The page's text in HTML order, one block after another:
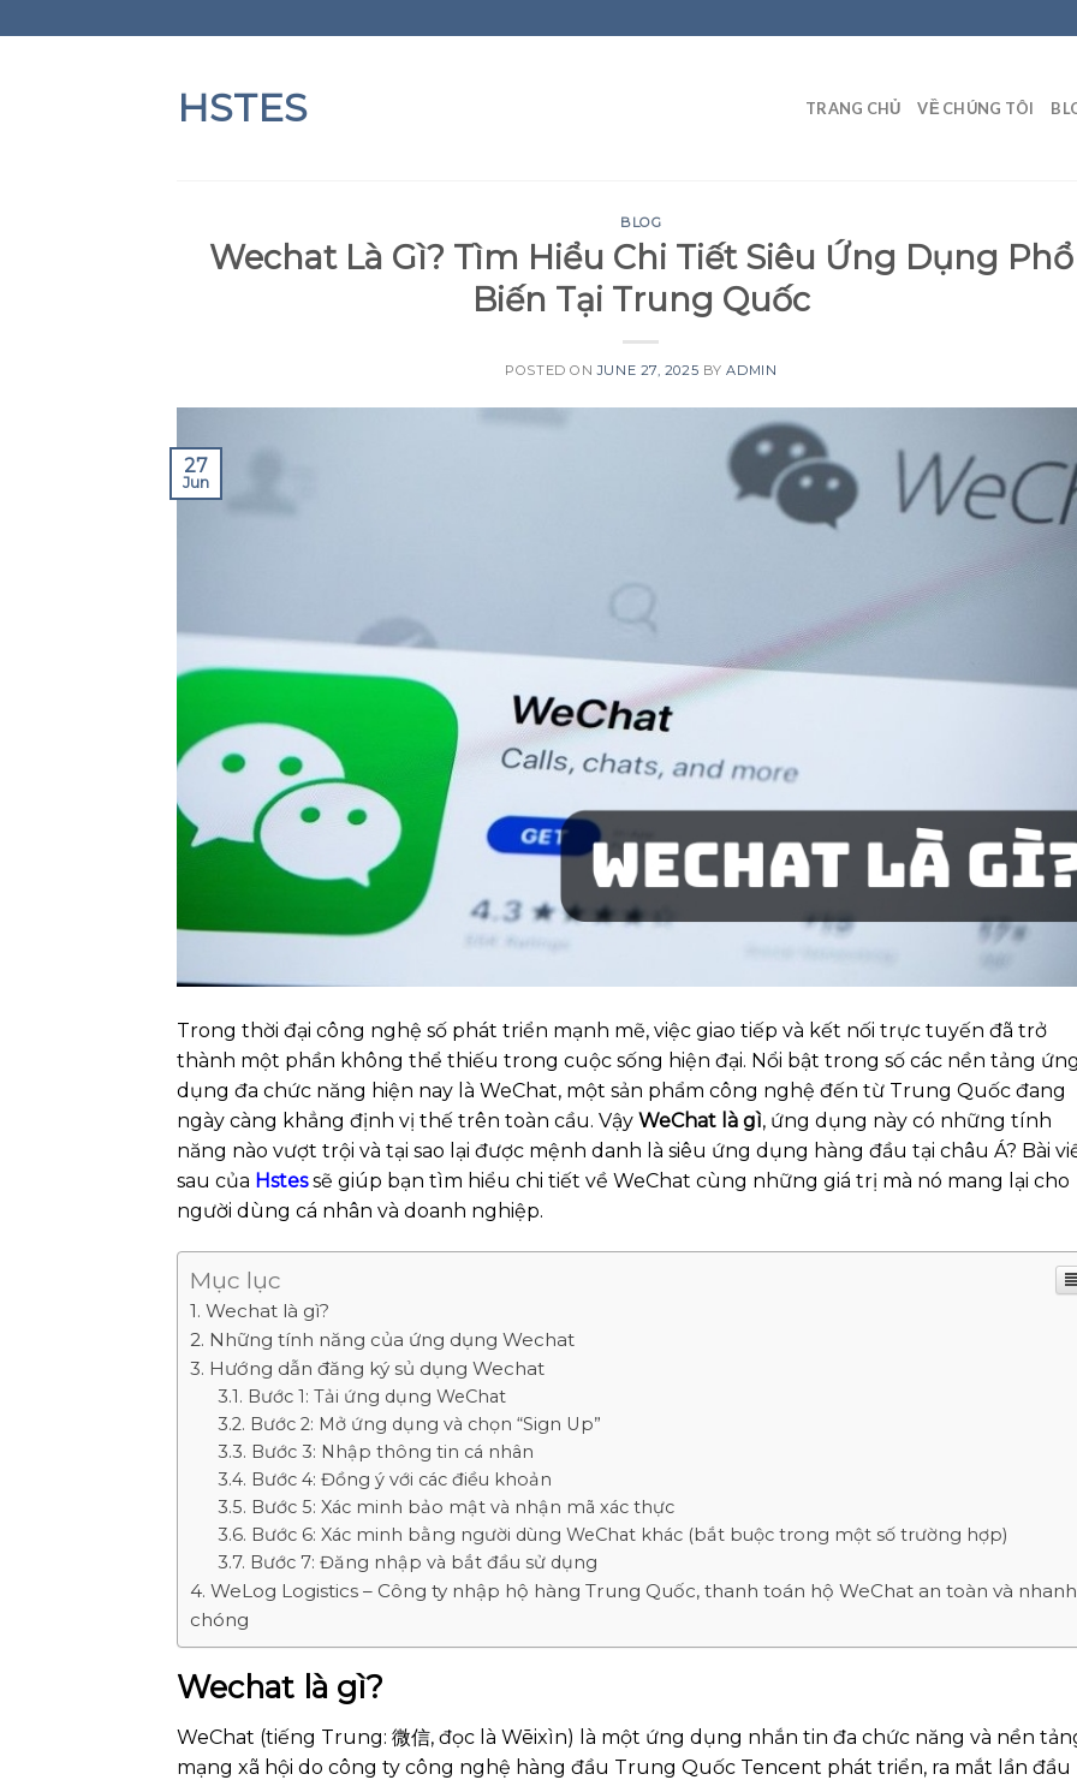
HSTES TRANG CHỦ VỀ CHÚNG TÔI
BLOG
Wechat Là Gì? Tìm Hiểu Chi Tiết Siêu Ứng Dụng Phổ
Biến Tại Trung Quốc
POSTED ONJUNE 27, 2025 BYADMIN
27
Jun
Trong thời đại công nghệ số phát triển mạnh mẽ, việc giao tiếp và kết nối trực tuyến đã trở
thành một phần không thể thiếu trong cuộc sống hiện đại. Nổi bật trong số các nền tảng
dụng đa chức năng hiện nay là WeChat, một sản phẩm công nghệ đến từ Trung Quốc đang
ngày càng khẳng định vị thế trên toàn cầu. Vậy WeChat là gì, ứng dụng này có những tính
năng nào vượt trội và tại sao lại được mệnh danh là siêu ứng dụng hàng đầu tại châu Á? Bài
sau của Hstessẽ giúp bạn tìm hiểu chi tiết về WeChat cùng những giá trị mà nó mang lại cho
người dùng cá nhân và doanh nghiệp.
Mục lục
Wechat là gì?
Những tính năng của ứng dụng Wechat
Hướng dẫn đăng ký sủ dụng Wechat
Bước 1: Tải ứng dụng WeChat
Bước 2: Mở ứng dụng và chọn “Sign Up”
Bước 3: Nhập thông tin cá nhân
Bước 4: Đồng ý với các điều khoản
Bước 5: Xác minh bảo mật và nhận mã xác thực
Bước 6: Xác minh bằng người dùng WeChat khác (bắt buộc trong một số trường hợp)
Bước 7: Đăng nhập và bắt đầu sử dụng
WeLog Logistics – Công ty nhập hộ hàng Trung Quốc, thanh toán hộ WeChat an toàn và nhanh
chóng
Wechat là gì?
WeChat (tiếng Trung: 微信, đọc là Wēixìn) là một ứng dụng nhắn tin đa chức năng và nền
mạng xã hội do công ty công nghệ hàng đầu Trung Quốc Tencent phát triển, ra mắt lần đầu